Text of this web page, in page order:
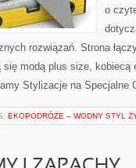
o
rozwiązań. Strona
się modą plus size,
Stylizacje na
EKOPODRÓŻE – WODNY STYL